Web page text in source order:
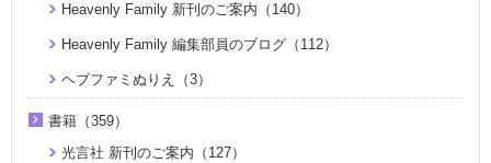
Heavenly Family 新刊のご案内（140）
Heavenly Family 編集部員のブログ（112）
ヘブファミぬりえ（3）
書籍（359）
光言社 新刊のご案内（127）